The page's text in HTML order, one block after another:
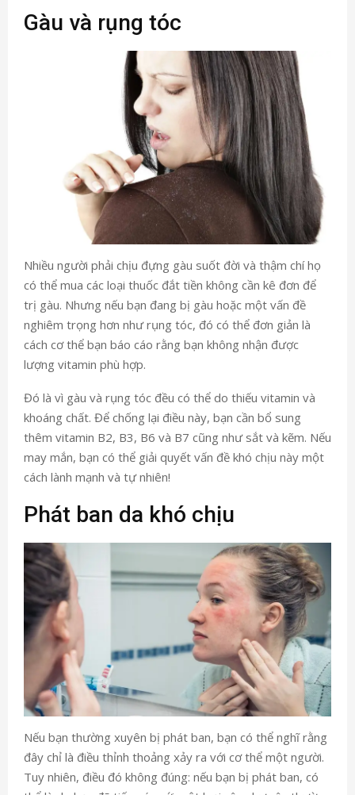
Gàu và rụng tóc
Nhiều người phải chịu đựng gàu suốt đời và thậm chí họ
có thể mua các loại thuốc đắt tiền không cần kê đơn để
trị gàu. Nhưng nếu bạn đang bị gàu hoặc một vấn đề
nghiêm trọng hơn như rụng tóc, đó có thể đơn giản là
cách cơ thể bạn báo cáo rằng bạn không nhận được
lượng vitamin phù hợp.
Đó là vì gàu và rụng tóc đều có thể do thiếu vitamin và
khoáng chất. Để chống lại điều này, bạn cần bổ sung
thêm vitamin B2, B3, B6 và B7 cũng như sắt và kẽm. Nếu
may mắn, bạn có thể giải quyết vấn đề khó chịu này một
cách lành mạnh và tự nhiên!
Phát ban da khó chịu
Nếu bạn thường xuyên bị phát ban, bạn có thể nghĩ rằng
đây chỉ là điều thỉnh thoảng xảy ra với cơ thể một người.
Tuy nhiên, điều đó không đúng: nếu bạn bị phát ban, có